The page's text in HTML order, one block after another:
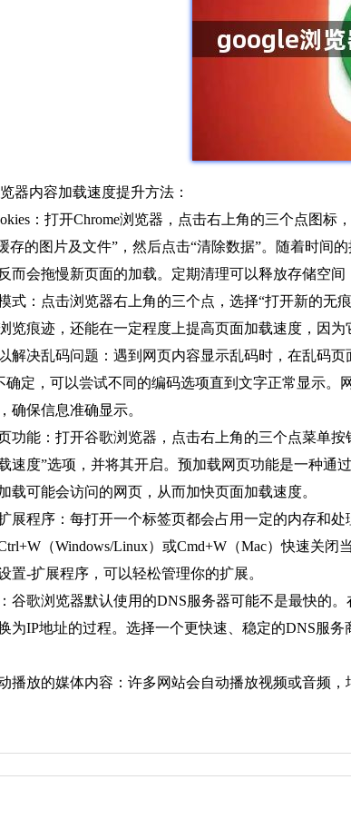
器内容加载速度提升方法：
：打开Chrome浏览器，点击右上角的三个点图
存的图片及文件”，然后点击“清除数据”。随着时间
而会拖慢新页面的加载。定期清理可以释放存储空
式：点击浏览器右上角的三个点，选择“打开新的
览痕迹，还能在一定程度上提高页面加载速度，因为
解决乱码问题：遇到网页内容显示乱码时，在乱码
确定，可以尝试不同的编码选项直到文字正常显示
确保信息准确显示。
功能：打开谷歌浏览器，点击右上角的三个点菜单
速度”选项，并将其开启。预加载网页功能是一种
载可能会访问的网页，从而加快页面加载速度。
展程序：每打开一个标签页都会占用一定的内存和
（Windows/Linux）或Cmd+W（Mac）快速关
置-扩展程序，可以轻松管理你的扩展。
谷歌浏览器默认使用的DNS服务器可能不是最快的
为IP地址的过程。选择一个更快速、稳定的DNS服
播放的媒体内容：许多网站会自动播放视频或音频